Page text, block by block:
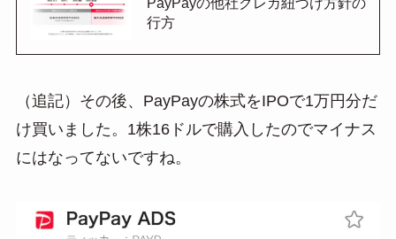
行方
（追記）その後、PayPayの株式をIPOで1万円分だ
け買いました。1株16ドルで購入したのでマイナス
にはなってないですね。